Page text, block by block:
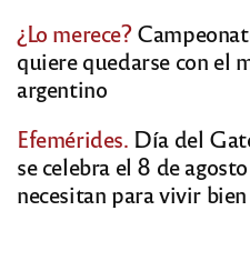
¿Lo merece?
quiere quedarse con el
argentino
Efemérides. Día del
se celebra el 8 de
necesitan para vivir bien